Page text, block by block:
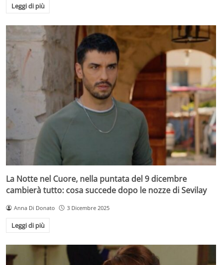
Leggi di più
La Notte nel Cuore, nella puntata del 9 dicembre
cambierà tutto: cosa succede dopo le nozze di Sevilay
Anna Di Donato 3 Dicembre 2025
Leggi di più